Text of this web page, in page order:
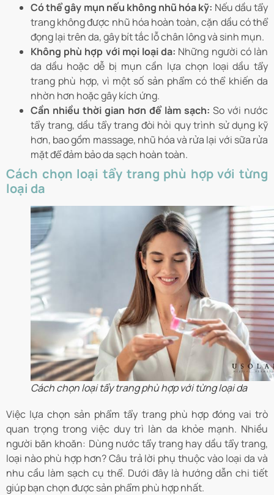
Có thể gây mụn nếu không nhũ hóa kỹ: Nếu dầu tẩy
trang không được nhũ hóa hoàn toàn, cặn dầu có thể
đọng lại trên da, gây bít tắc lỗ chân lông và sinh mụn.
Không phù hợp với mọi loại da: Những người có làn
da dầu hoặc dễ bị mụn cần lựa chọn loại dầu tẩy
trang phù hợp, vì một số sản phẩm có thể khiến da
nhờn hơn hoặc gây kích ứng.
Cần nhiều thời gian hơn để làm sạch: So với nước
tẩy trang, dầu tẩy trang đòi hỏi quy trình sử dụng kỹ
hơn, bao gồm massage, nhũ hóa và rửa lại với sữa rửa
mặt để đảm bảo da sạch hoàn toàn.
Cách chọn loại tẩy trang phù hợp với từng
loại da
Cách chọn loại tẩy trang phù hợp với từng loại da
Việc lựa chọn sản phẩm tẩy trang phù hợp đóng vai trò
quan trọng trong việc duy trì làn da khỏe mạnh. Nhiều
người băn khoăn: Dùng nước tẩy trang hay dầu tẩy trang,
loại nào phù hợp hơn? Câu trả lời phụ thuộc vào loại da và
nhu cầu làm sạch cụ thể. Dưới đây là hướng dẫn chi tiết
giúp bạn chọn được sản phẩm phù hợp nhất.